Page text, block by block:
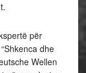
për
dhe
Wellen